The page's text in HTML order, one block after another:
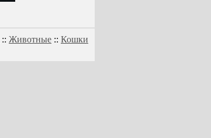
:: Животные :: Кошки